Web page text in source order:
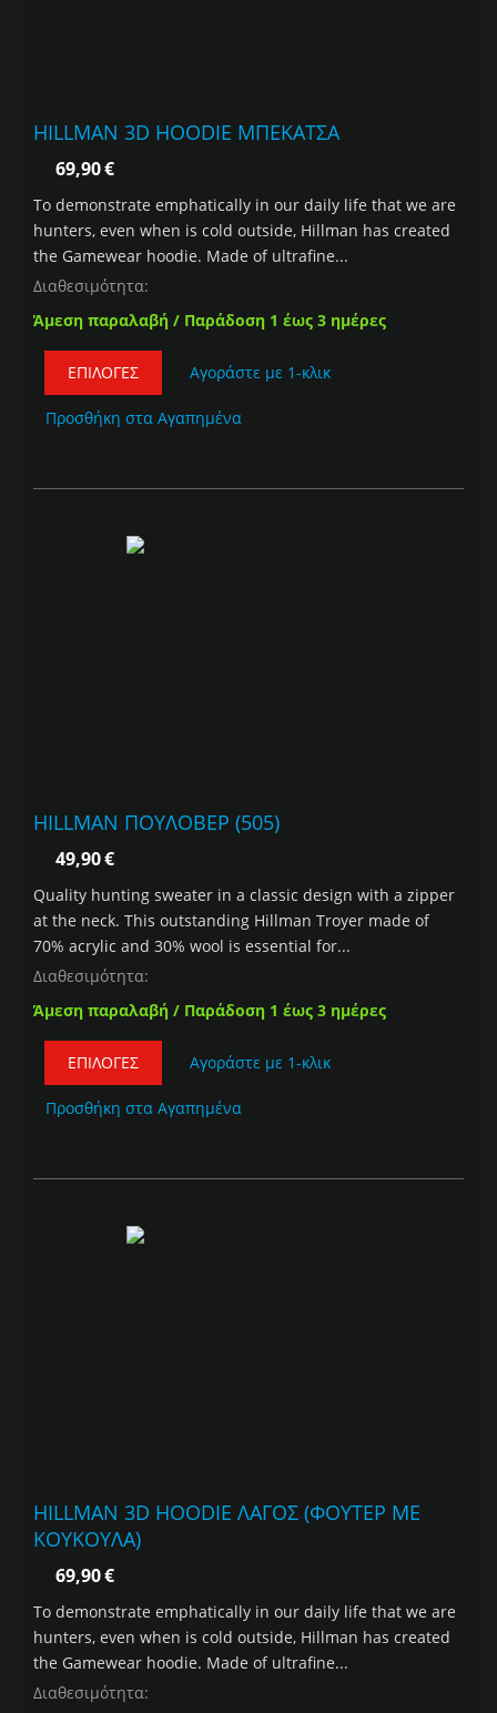
HILLMAN 3D HOODIE ΜΠΕΚΑΤΣΑ
69,90€
To demonstrate emphatically in our daily life that we are
hunters, even when is cold outside, Hillman has created
the Gamewear hoodie. Made of ultrafine...
Διαθεσιμότητα:
Άμεση παραλαβή / Παράδοση 1 έως 3 ημέρες
ΕΠΙΛΟΓΈΣ Αγοράστε με 1-κλικ
Προσθήκη στα Αγαπημένα
HILLMAN ΠΟΥΛΟΒΕΡ (505)
49,90€
Quality hunting sweater in a classic design with a zipper
at the neck. This outstanding Hillman Troyer made of
70% acrylic and 30% wool is essential for...
Διαθεσιμότητα:
Άμεση παραλαβή / Παράδοση 1 έως 3 ημέρες
ΕΠΙΛΟΓΈΣ Αγοράστε με 1-κλικ
Προσθήκη στα Αγαπημένα
HILLMAN 3D HOODIE ΛΑΓΟΣ (ΦΟΥΤΕΡ ΜΕ
ΚΟΥΚΟΥΛΑ)
69,90€
To demonstrate emphatically in our daily life that we are
hunters, even when is cold outside, Hillman has created
the Gamewear hoodie. Made of ultrafine...
Διαθεσιμότητα: